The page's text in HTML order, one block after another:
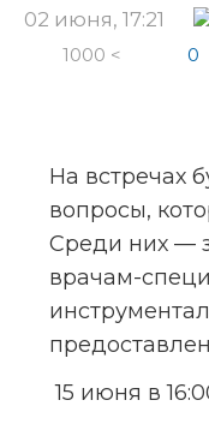
02 июня, 17:21
1000 < 0
На встречах
вопросы,
Среди них —
врачам-
15 июня в